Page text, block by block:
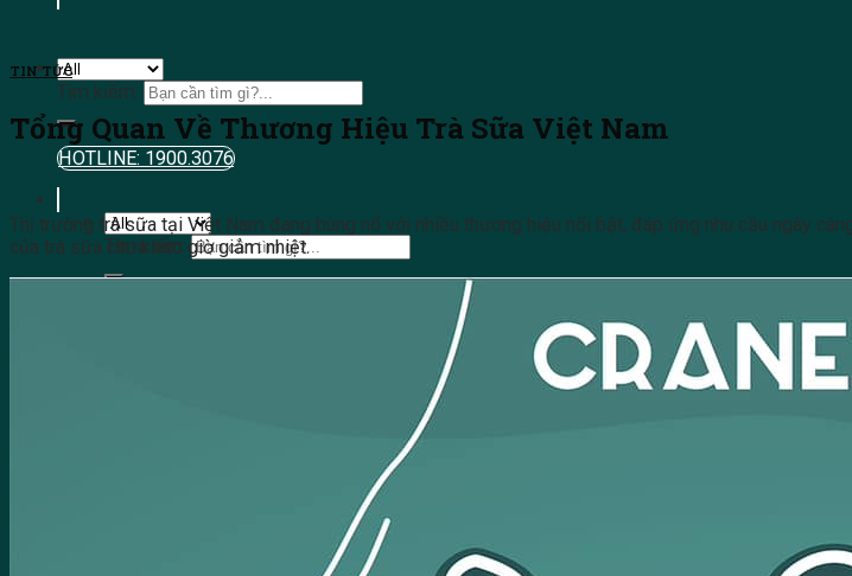
Tìm kiếm:
HOTLINE: 1900.3076
Tìm kiếm:
TIN TỨC
Tổng Quan Về Thương Hiệu Trà Sữa Việt Nam
Thị trường trà sữa tại Việt Nam đang bùng nổ với nhiều thương hiệu nổi bật, đáp ứng nhu cầu ngày
của trà sữa chưa bao giờ giảm nhiệt.